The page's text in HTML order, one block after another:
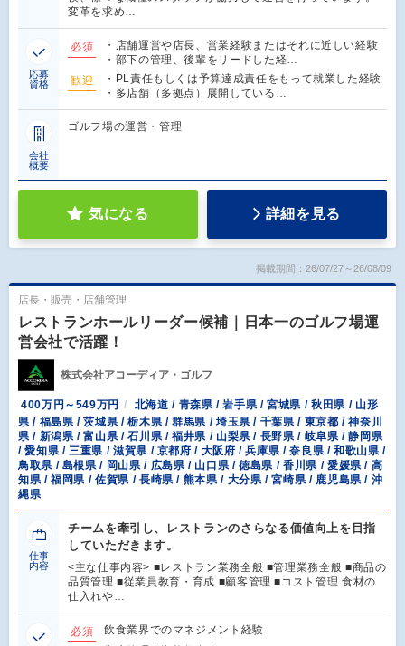
変革を求め…
応募
資格
必須
・店舗運営や店長、営業経験またはそれに近しい経験
・部下の管理、後輩をリードした経…
歓迎
・PL責任もしくは予算達成責任をもって就業した経験
・多店舗（多拠点）展開している…
会社
概要
ゴルフ場の運営・管理
気になる 詳細を見る
掲載期間：26/07/27～26/08/09
店長・販売・店舗管理
レストランホールリーダー候補｜日本一のゴルフ場運
営会社で活躍！
株式会社アコーディア・ゴルフ
400万円～549万円
北海道 / 青森県 / 岩手県 / 宮城県 / 秋田県 / 山形
県 / 福島県 / 茨城県 / 栃木県 / 群馬県 / 埼玉県 / 千葉県 / 東京都 / 神奈川
県 / 新潟県 / 富山県 / 石川県 / 福井県 / 山梨県 / 長野県 / 岐阜県 / 静岡県
/ 愛知県 / 三重県 / 滋賀県 / 京都府 / 大阪府 / 兵庫県 / 奈良県 / 和歌山県 /
鳥取県 / 島根県 / 岡山県 / 広島県 / 山口県 / 徳島県 / 香川県 / 愛媛県 / 高
知県 / 福岡県 / 佐賀県 / 長崎県 / 熊本県 / 大分県 / 宮崎県 / 鹿児島県 / 沖
縄県
仕事
内容
チームを牽引し、レストランのさらなる価値向上を目指
していただきます。
<主な仕事内容> ■レストラン業務全般 ■管理業務全般 ■商品の
品質管理 ■従業員教育・育成 ■顧客管理 ■コスト管理 食材の
仕入れや…
必須
飲食業界でのマネジメント経験